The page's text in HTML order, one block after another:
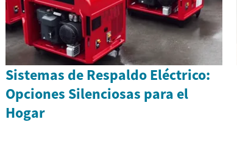
Sistemas de Respaldo Eléctrico:
Opciones Silenciosas para el
Hogar